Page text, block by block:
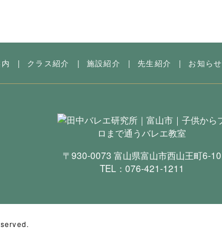
| クラス紹介 | 施設紹介 | 先生紹介 | お知らせ
〒930-0073 富山県富山市西山王町6-10
TEL： 076-421-1211